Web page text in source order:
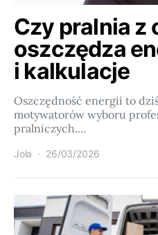
Czy pralnia z
oszczędza
i kalkulacje
Oszczędność energii to
motywatorów wyboru
pralniczych.…
Jola 26/03/2026